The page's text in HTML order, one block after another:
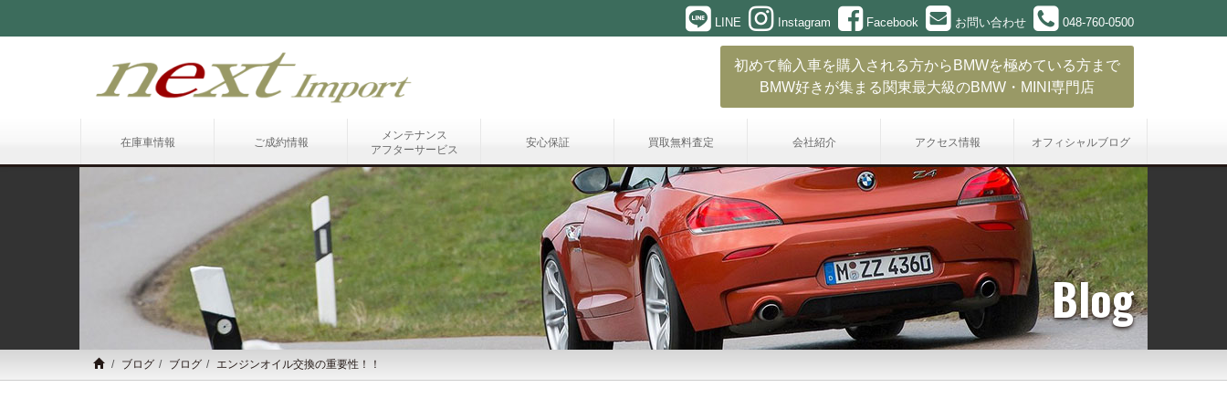
LINE Instagram Facebook お問い合わせ 048-760-0500
初めて輸入車を購入される方からBMWを極めている方まで
BMW好きが集まる関東最大級のBMW・MINI専門店
在庫車情報 ご成約情報
メンテナンス
アフターサービス
安心保証 買取無料査定 会社紹介 アクセス情報 オフィシャルブログ
Blog
ブログ ブログ エンジンオイル交換の重要性！！